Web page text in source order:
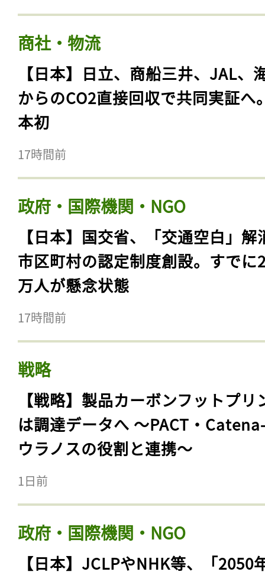
商社・物流
【日本】日立、商船三井、JAL、
からのCO2直接回収で共同実証へ
本初
17時間前
政府・国際機関・NGO
【日本】国交省、「交通空白」解
市区町村の認定制度創設。すでに
万人が懸念状態
17時間前
戦略
【戦略】製品カーボンフットプリ
は調達データへ 〜PACT・
ウラノスの役割と連携〜
1日前
政府・国際機関・NGO
【日本】JCLPやNHK等、「2050